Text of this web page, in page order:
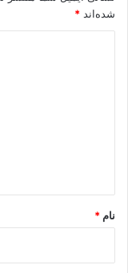
شده‌اند *
نام *